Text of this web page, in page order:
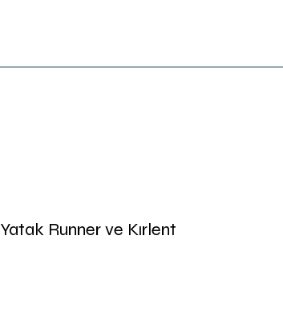
Yatak Runner ve Kırlent